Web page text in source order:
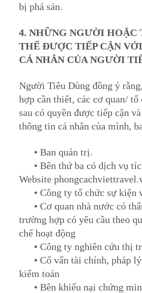
bị phá sản.
4. NHỮNG NGƯỜI HOẶC
THỂ ĐƯỢC TIẾP CẬN
CÁ NHÂN CỦA NGƯỜI
Người Tiêu Dùng đồng ý
hợp cần thiết, các cơ quan/ tổ
sau có quyền được tiếp cận
thông tin cá nhân của mình,
• Ban quản trị.
• Bên thứ ba có dịch vụ
Website
• Công ty tổ chức sự kiện
• Cơ quan nhà nước có
trường hợp có yêu cầu theo
chế hoạt động
• Công ty nghiên cứu thị
• Cố vấn tài chính, pháp lý
kiểm toán
• Bên khiếu nại chứng